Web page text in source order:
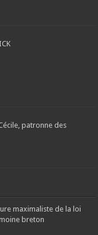
patronne des
maximaliste de la loi
breton